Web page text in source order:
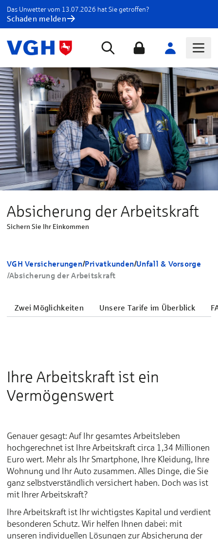
Das Unwetter vom 13.07.2026 hat Sie getroffen?
Schaden melden
Absicherung der Arbeitskraft
Sichern Sie Ihr Einkommen
VGH Versicherungen/Privatkunden/Unfall & Vorsorge
/Absicherung der Arbeitskraft
Zwei Möglichkeiten Unsere Tarife im Überblick
Ihre Arbeitskraft ist ein
Vermögenswert
Genauer gesagt: Auf Ihr gesamtes Arbeitsleben
hochgerechnet ist Ihre Arbeitskraft circa 1,34 Millionen
Euro wert. Mehr als Ihr Smartphone, Ihre Kleidung, Ihre
Wohnung und Ihr Auto zusammen. Alles Dinge, die Sie
ganz selbstverständlich versichert haben. Doch was ist
mit Ihrer Arbeitskraft?
Ihre Arbeitskraft ist Ihr wichtigstes Kapital und verdient
besonderen Schutz. Wir helfen Ihnen dabei: mit
unseren individuellen Lösungen zur Absicherung der